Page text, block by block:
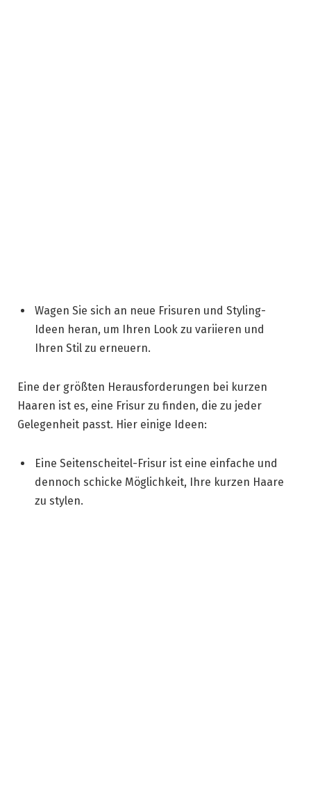
Wagen Sie sich an neue Frisuren und Styling-
Ideen heran, um Ihren Look zu variieren und
Ihren Stil zu erneuern.
Eine der größten Herausforderungen bei kurzen
Haaren ist es, eine Frisur zu finden, die zu jeder
Gelegenheit passt. Hier einige Ideen:
Eine Seitenscheitel-Frisur ist eine einfache und
dennoch schicke Möglichkeit, Ihre kurzen Haare
zu stylen.